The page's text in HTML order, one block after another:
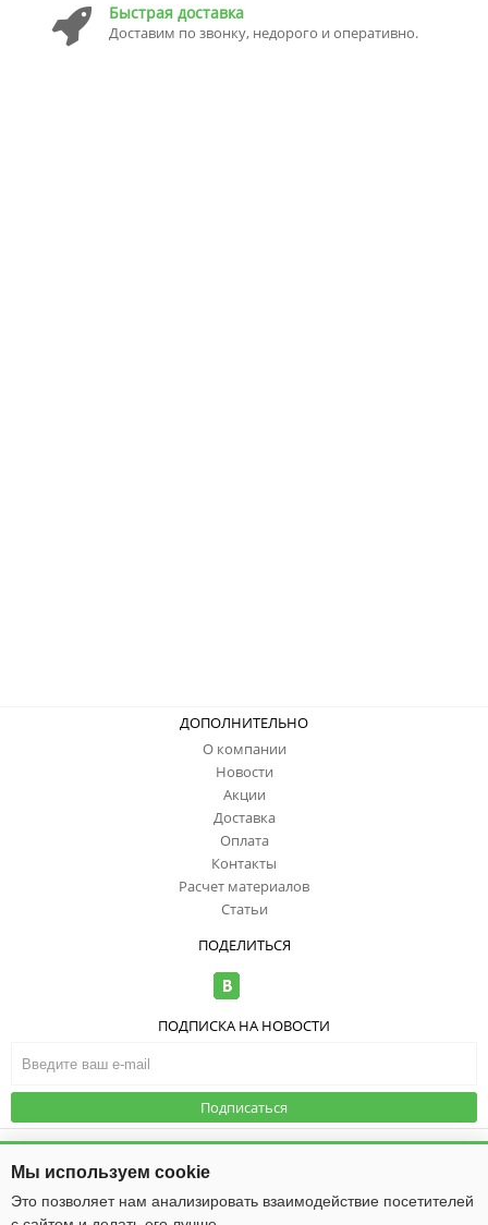
Быстрая доставка
Доставим по звонку, недорого и оперативно.
ДОПОЛНИТЕЛЬНО
О компании
Новости
Акции
Доставка
Оплата
Контакты
Расчет материалов
Статьи
ПОДЕЛИТЬСЯ
ПОДПИСКА НА НОВОСТИ
Подписаться
© ООО "ИзоТоп", 2006-2026. Все права
защищены. Информация сайта
защищена законом об авторских
правах.
Мы используем cookie
Это позволяет нам анализировать взаимодействие посетителей